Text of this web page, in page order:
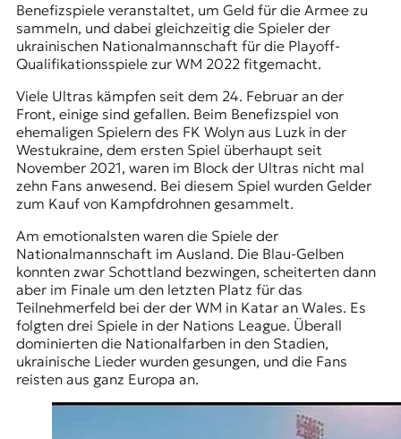
Benefizspiele veranstaltet, um Geld für die Armee zu
sammeln, und dabei gleichzeitig die Spieler der
ukrainischen Nationalmannschaft für die Playoff-
Qualifikationsspiele zur WM 2022 fitgemacht.
Viele Ultras kämpfen seit dem 24. Februar an der
Front, einige sind gefallen. Beim Benefizspiel von
ehemaligen Spielern des FK Wolyn aus Luzk in der
Westukraine, dem ersten Spiel überhaupt seit
November 2021, waren im Block der Ultras nicht mal
zehn Fans anwesend. Bei diesem Spiel wurden Gelder
zum Kauf von Kampfdrohnen gesammelt.
Am emotionalsten waren die Spiele der
Nationalmannschaft im Ausland. Die Blau-Gelben
konnten zwar Schottland bezwingen, scheiterten dann
aber im Finale um den letzten Platz für das
Teilnehmerfeld bei der der WM in Katar an Wales. Es
folgten drei Spiele in der Nations League. Überall
dominierten die Nationalfarben in den Stadien,
ukrainische Lieder wurden gesungen, und die Fans
reisten aus ganz Europa an.